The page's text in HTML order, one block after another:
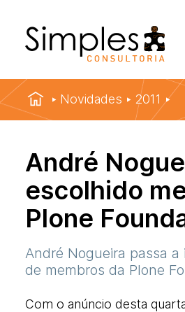
Novidades 2011
André
escolhido
Plone
André Nogueira passa
de membros da Plone
Com o anúncio desta